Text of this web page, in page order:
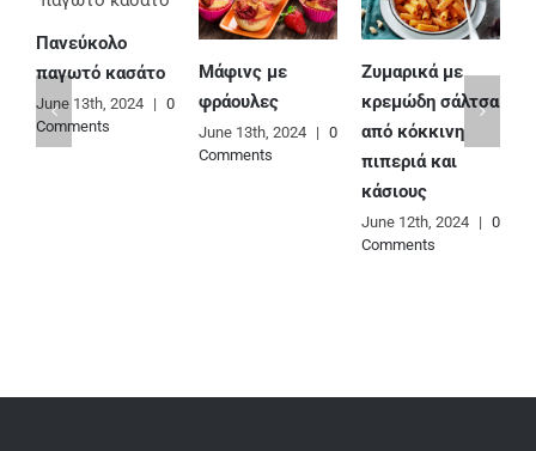
Πανεύκολο
παγωτό κασάτο
June 13th, 2024 | 0
Comments
Μάφινς με
φράουλες
June 13th, 2024 | 0
Comments
Ζυμαρικά με
κρεμώδη σάλτσα
από κόκκινη
πιπεριά και
κάσιους
June 12th, 2024 | 0
Comments